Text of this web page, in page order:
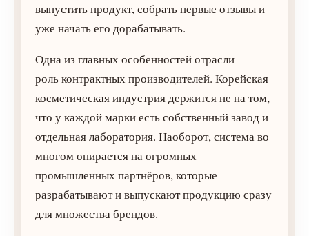
выпустить продукт, собрать первые отзывы и
уже начать его дорабатывать.
Одна из главных особенностей отрасли —
роль контрактных производителей. Корейская
косметическая индустрия держится не на том,
что у каждой марки есть собственный завод и
отдельная лаборатория. Наоборот, система во
многом опирается на огромных
промышленных партнёров, которые
разрабатывают и выпускают продукцию сразу
для множества брендов.